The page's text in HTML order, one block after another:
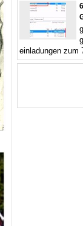
einladungen zum